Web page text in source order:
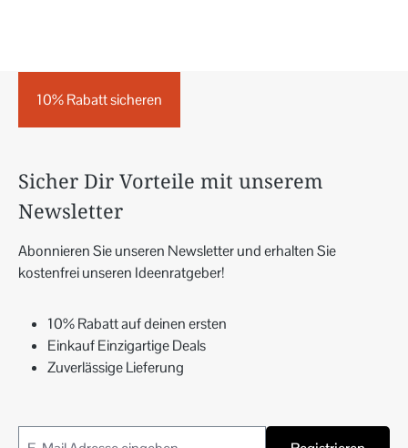
10% Rabatt sicheren
Sicher Dir Vorteile mit unserem
Newsletter
Abonnieren Sie unseren Newsletter und erhalten Sie
kostenfrei unseren Ideenratgeber!
10% Rabatt auf deinen ersten
Einkauf Einzigartige Deals
Zuverlässige Lieferung